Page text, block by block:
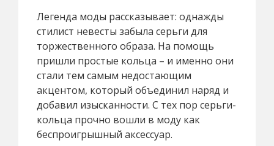
Легенда моды рассказывает: однажды
стилист невесты забыла серьги для
торжественного образа. На помощь
пришли простые кольца – и именно они
стали тем самым недостающим
акцентом, который объединил наряд и
добавил изысканности. С тех пор серьги-
кольца прочно вошли в моду как
беспроигрышный аксессуар.